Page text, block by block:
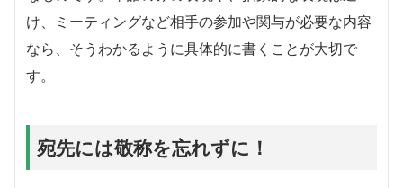
け、ミーティングなど相手の参加や関与が必要な内容
なら、そうわかるように具体的に書くことが大切で
す。
宛先には敬称を忘れずに！